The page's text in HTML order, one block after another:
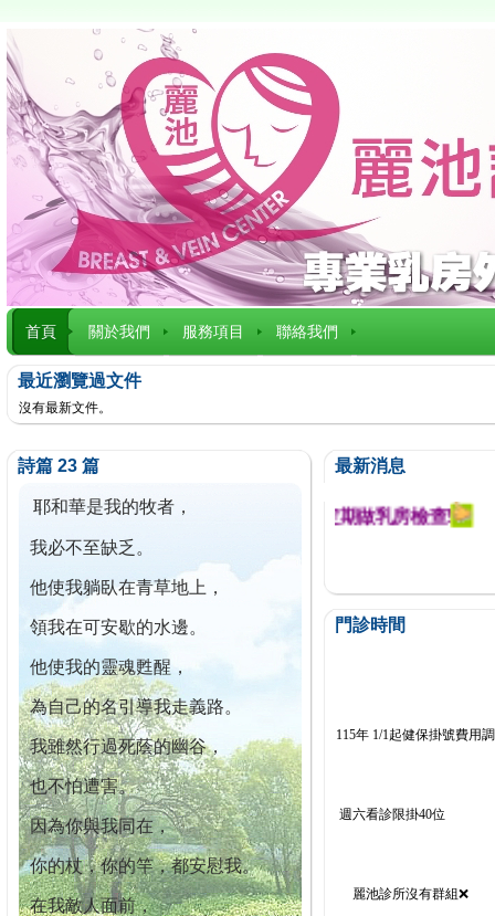
首頁 關於我們 服務項目 聯絡我們
最近瀏覽過文件
沒有最新文件。
詩篇 23 篇
耶和華是我的牧者，
我必不至缺乏。
他使我躺臥在青草地上，
領我在可安歇的水邊。
他使我的靈魂甦醒，
為自己的名引導我走義路。
我雖然行過死蔭的幽谷，
也不怕遭害。
因為你與我同在，
你的杖，你的竿，都安慰我。
在我敵人面前，
最新消息
迄今已篩檢出1700位乳癌患者,提醒您定期做乳房檢查!
門診時間
115年 1/1起健保掛號費用
週六看診限掛40位
麗池診所沒有群組❌